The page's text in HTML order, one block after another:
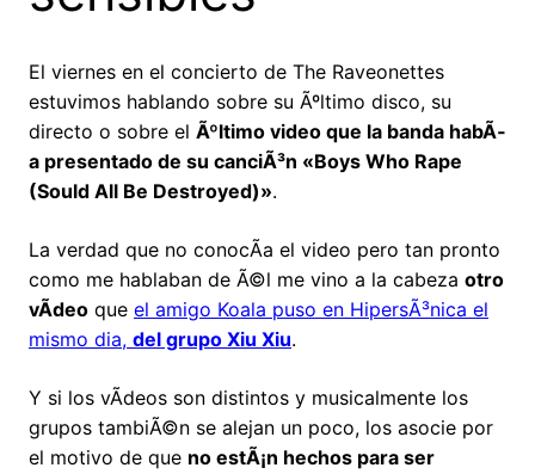
El viernes en el concierto de The Raveonettes
estuvimos hablando sobre su Ãºltimo disco, su
directo o sobre el Ãºltimo video que la banda habÃ­
a presentado de su canciÃ³n «Boys Who Rape
(Sould All Be Destroyed)».
La verdad que no conocÃ­a el video pero tan pronto
como me hablaban de Ã©l me vino a la cabeza otro
vÃ­deo que el amigo Koala puso en HipersÃ³nica el
mismo dia, del grupo Xiu Xiu.
Y si los vÃ­deos son distintos y musicalmente los
grupos tambiÃ©n se alejan un poco, los asocie por
el motivo de que no estÃ¡n hechos para ser